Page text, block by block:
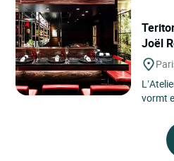
Joël
vormt